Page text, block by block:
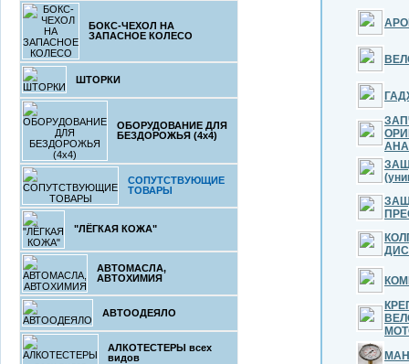
БОКС-ЧЕХОЛ НА
ЗАПАСНОЕ КОЛЕСО
ШТОРКИ
ОБОРУДОВАНИЕ ДЛЯ
БЕЗДОРОЖЬЯ (4x4)
СОПУТСТВУЮЩИЕ
ТОВАРЫ
"ЛЁГКАЯ КОЖА"
АВТОМАСЛА,
АВТОХИМИЯ
АВТООДЕЯЛО
АЛКОТЕСТЕРЫ всех
видов